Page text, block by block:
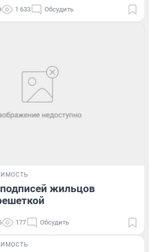
1 633 Обсудить
жильцов
177 Обсудить